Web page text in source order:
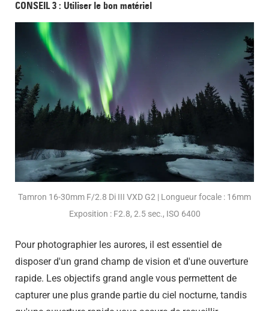
CONSEIL 3 : Utiliser le bon matériel
Tamron 16-30mm F/2.8 Di III VXD G2 | Longueur focale : 16mm
Exposition : F2.8, 2.5 sec., ISO 6400
Pour photographier les aurores, il est essentiel de
disposer d'un grand champ de vision et d'une ouverture
rapide. Les objectifs grand angle vous permettent de
capturer une plus grande partie du ciel nocturne, tandis